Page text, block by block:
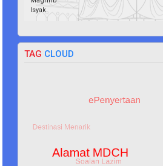
Maghrib
Isyak
TAG CLOUD